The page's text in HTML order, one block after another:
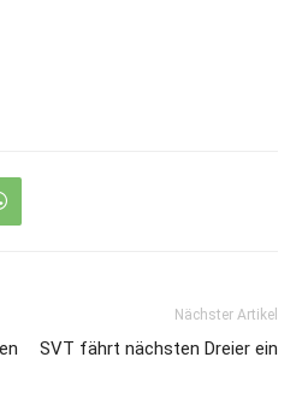
Nächster Artikel
SVT fährt nächsten Dreier ein